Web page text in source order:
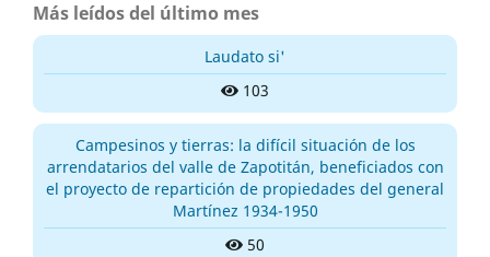
Más leídos del último mes
Laudato si'
103
Campesinos y tierras: la difícil situación de los
arrendatarios del valle de Zapotitán, beneficiados con
el proyecto de repartición de propiedades del general
Martínez 1934-1950
50